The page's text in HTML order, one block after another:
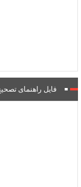
فایل راهنمای